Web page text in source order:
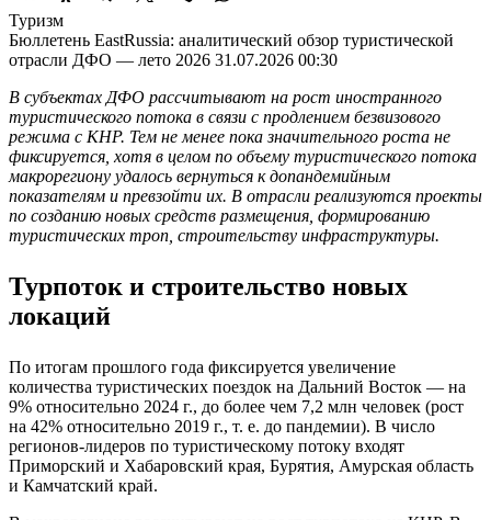
Туризм
Бюллетень EastRussia: аналитический обзор туристической
отрасли ДФО — лето 2026 31.07.2026 00:30
В субъектах ДФО рассчитывают на рост иностранного
туристического потока в связи с продлением безвизового
режима с КНР. Тем не менее пока значительного роста не
фиксируется, хотя в целом по объему туристического потока
макрорегиону удалось вернуться к допандемийным
показателям и превзойти их. В отрасли реализуются проекты
по созданию новых средств размещения, формированию
туристических троп, строительству инфраструктуры.
Турпоток и строительство новых
локаций
По итогам прошлого года фиксируется увеличение
количества туристических поездок на Дальний Восток — на
9% относительно 2024 г., до более чем 7,2 млн человек (рост
на 42% относительно 2019 г., т. е. до пандемии). В число
регионов-лидеров по туристическому потоку входят
Приморский и Хабаровский края, Бурятия, Амурская область
и Камчатский край.